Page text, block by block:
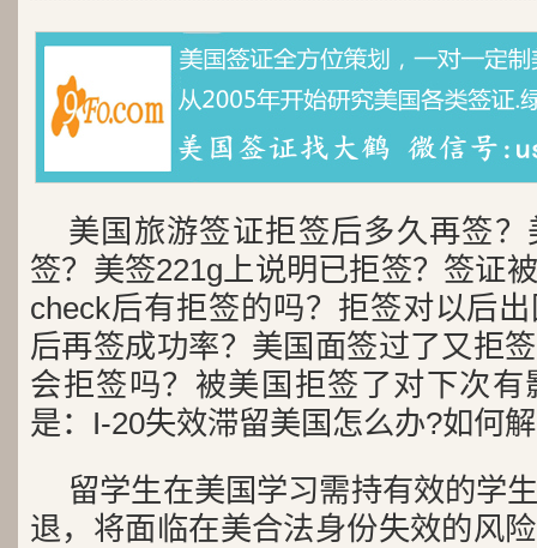
美国旅游签证拒签后多久再签
签？美签221g上说明已拒签？签证
check后有拒签的吗？拒签对以后
后再签成功率？美国面签过了又拒
会拒签吗？被美国拒签了对下次
是：I-20失效滞留美国怎么办?如何
留学生在美国学习需持有效的学
退，将面临在美合法身份失效的风